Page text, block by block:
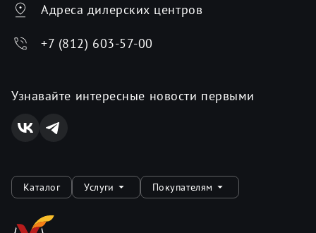
Адреса дилерских центров
+7 (812) 603-57-00
Узнавайте интересные новости первыми
Каталог Услуги Покупателям